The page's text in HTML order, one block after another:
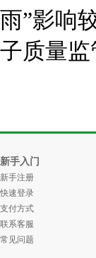
雨”影响
子质量
新手入门
新手注册
快速登录
支付方式
联系客服
常见问题